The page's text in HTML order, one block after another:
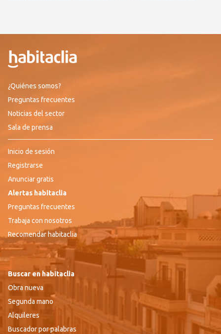
¿Quiénes somos?
Preguntas frecuentes
Noticias del sector
Sala de prensa
Inicio de sesión
Registrarse
Anunciar gratis
Alertas habitaclia
Preguntas frecuentes
Trabaja con nosotros
Recomendar habitaclia
Buscar en habitaclia
Obra nueva
Segunda mano
Alquileres
Buscador por palabras